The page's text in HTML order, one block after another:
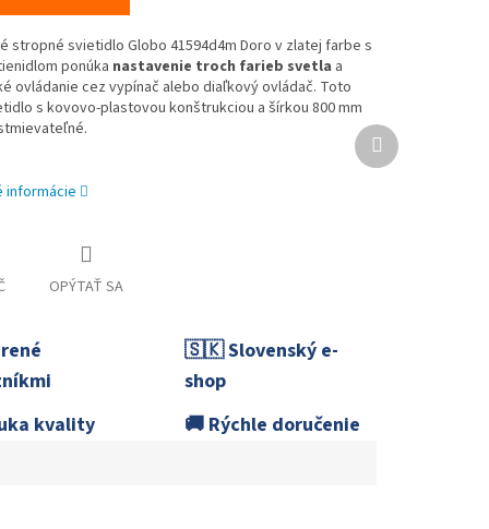
stropné svietidlo Globo 41594d4m Doro v zlatej farbe s
ponúka nastavenie troch farieb svetla a
ovládanie cez vypínač alebo diaľkový ovládač. Toto
s kovovo-plastovou konštrukciou a šírkou 800 mm
informácie
OPÝTAŤ SA
🇸🇰 Slovenský e-
shop
kvality
🚚 Rýchle doručenie
Ďalší
produkt